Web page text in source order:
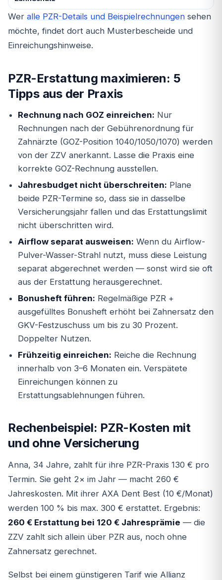
Wer alle PZR-Details und Beispielrechnungen sehen
möchte, findet dort auch Musterbescheide und
Einreichungshinweise.
PZR-Erstattung maximieren: 5
Tipps aus der Praxis
Rechnung nach GOZ einreichen: Nur
Rechnungen nach der Gebührenordnung für
Zahnärzte (GOZ-Position 1040/1050/1070) werden
von der ZZV anerkannt. Lasse die Praxis eine
korrekte GOZ-Rechnung ausstellen.
Jahresbudget nicht überschreiten: Plane
beide PZR-Termine so, dass sie in dasselbe
Versicherungsjahr fallen und das Erstattungslimit
nicht überschritten wird.
Airflow separat ausweisen: Wenn du Airflow-
Pulver-Wasser-Strahl nutzt, muss diese Leistung
separat abgerechnet werden — sonst wird sie oft
aus der Erstattung herausgerechnet.
Bonusheft führen: Regelmäßige PZR +
ausgefülltes Bonusheft erhöht bei Zahnersatz den
GKV-Festzuschuss um bis zu 30 Prozent.
Doppelter Nutzen.
Frühzeitig einreichen: Reiche die Rechnung
innerhalb von 3–6 Monaten ein. Verspätete
Einreichungen können zu
Erstattungsablehnungen führen.
Rechenbeispiel: PZR-Kosten mit
und ohne Versicherung
Anna, 34 Jahre, zahlt für ihre PZR-Praxis 130 € pro
Termin. Sie geht 2× im Jahr — macht 260 €
Jahreskosten. Mit ihrer AXA Dent Best (10 €/Monat)
werden 100 % bis max. 300 € erstattet. Ergebnis:
260 € Erstattung bei 120 € Jahresprämie — die
ZZV zahlt sich allein über PZR aus, noch ohne
Zahnersatz gerechnet.
Selbst bei einem günstigeren Tarif wie Allianz